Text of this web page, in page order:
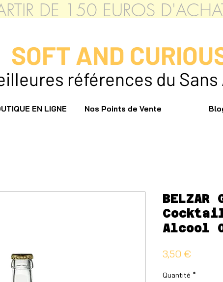
DE 150 EUROS
SOFT AND
références du Sans
EN LIGNE Nos Points de Vente
Alcool
3,50 €
Quantité *